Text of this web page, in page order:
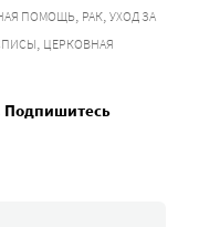
ПОМОЩЬ, РАК, УХОД ЗА
, ЦЕРКОВНАЯ
Подпишитесь